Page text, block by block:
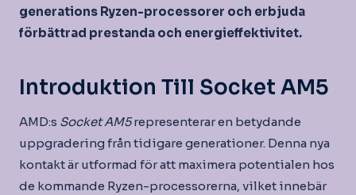
generations Ryzen-processorer och erbjuda
förbättrad prestanda och energieffektivitet.
Introduktion Till Socket AM5
AMD:s Socket AM5representerar en betydande
uppgradering från tidigare generationer. Denna nya
kontakt är utformad för att maximera potentialen hos
de kommande Ryzen-processorerna, vilket innebär